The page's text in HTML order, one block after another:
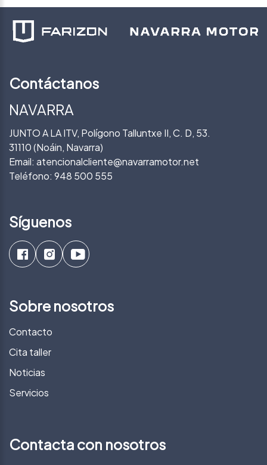
Contáctanos
NAVARRA
JUNTO A LA ITV, Polígono Talluntxe II, C. D, 53.
31110 (Noáin, Navarra)
Email: atencionalcliente@navarramotor.net
Teléfono: 948 500 555
Síguenos
Sobre nosotros
Contacto
Cita taller
Noticias
Servicios
Contacta con nosotros